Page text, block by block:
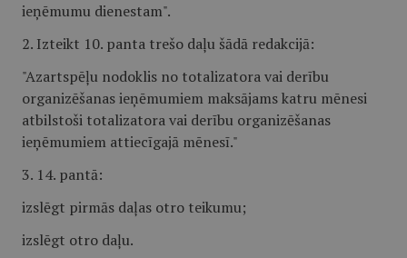
ieņēmumu dienestam".
2. Izteikt 10. panta trešo daļu šādā redakcijā:
"Azartspēļu nodoklis no totalizatora vai derību
organizēšanas ieņēmumiem maksājams katru mēnesi
atbilstoši totalizatora vai derību organizēšanas
ieņēmumiem attiecīgajā mēnesī."
3. 14. pantā:
izslēgt pirmās daļas otro teikumu;
izslēgt otro daļu.